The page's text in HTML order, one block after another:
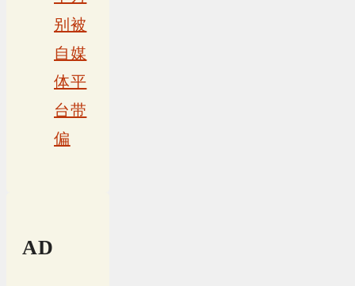
别被
自媒
体平
台带
偏
AD